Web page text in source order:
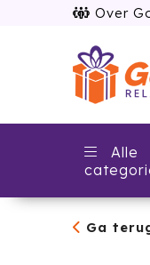
Over
Alle
Ga